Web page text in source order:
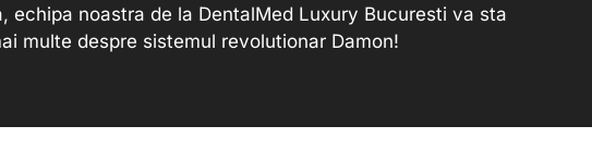
noastra de la DentalMed Luxury Bucuresti va sta
multe despre sistemul revolutionar Damon!